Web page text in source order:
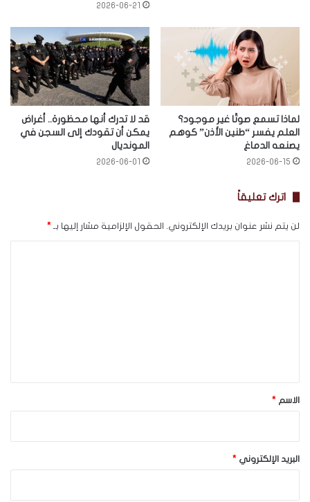
2026-06-21
لماذا تسمع صوتًا غير موجود؟
العلم يفسر “طنين الأذن” كوهم
يصنعه الدماغ
2026-06-15
قد لا تدرك أنها محظورة.. أغراض
يمكن أن تقودك إلى السجن في
المونديال
2026-06-01
اترك تعليقاً
لن يتم نشر عنوان بريدك الإلكتروني. الحقول الإلزامية مشار إليها بـ *
*
الاسم *
البريد الإلكتروني *